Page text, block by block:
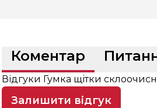
Коментар
Відгуки Гумка щітки
Залишити відгук